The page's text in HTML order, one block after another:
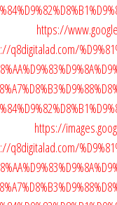
https://
q8digitalad.com/
https://
q8digitalad.com/